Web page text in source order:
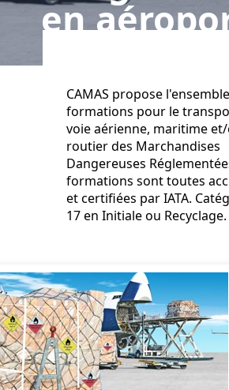
en
CAMAS propose
formations pour le
voie aérienne, maritime
routier des Marchandises
Dangereuses
formations sont toutes
et certifiées par IATA.
17 en Initiale ou Recyclage.